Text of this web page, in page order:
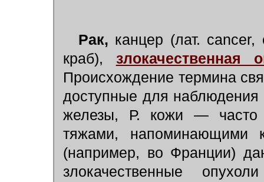
Рак, канцер (лат. cancer,
краб), злокачественная
Происхождение термина
доступные для
железы, Р. кожи — часто
тяжами, напоминающими
(например, во Франции)
злокачественные